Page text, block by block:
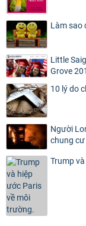
Làm sao
Little
Grove
10 lý do
Người
chung cư
Trump